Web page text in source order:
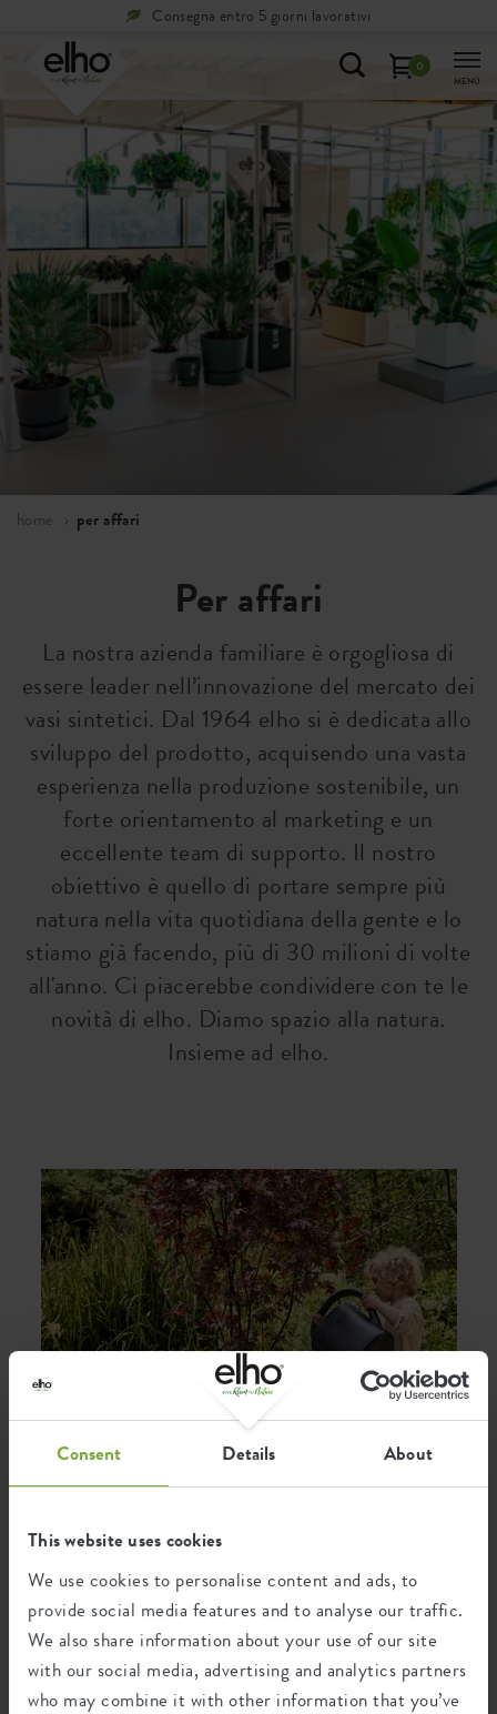
Consent Details About
This website uses cookies
We use cookies to personalise content and ads, to
provide social media features and to analyse our traffic.
We also share information about your use of our site
with our social media, advertising and analytics partners
who may combine it with other information that you’ve
Consegna entro 5 giorni lavorativi
0
MENÙ
home per affari
Per affari
La nostra azienda familiare è orgogliosa di
essere leader nell’innovazione del mercato dei
vasi sintetici. Dal 1964 elho si è dedicata allo
sviluppo del prodotto, acquisendo una vasta
esperienza nella produzione sostenibile, un
forte orientamento al marketing e un
eccellente team di supporto. Il nostro
obiettivo è quello di portare sempre più
natura nella vita quotidiana della gente e lo
stiamo già facendo, più di 30 milioni di volte
all'anno. Ci piacerebbe condividere con te le
novità di elho. Diamo spazio alla natura.
Insieme ad elho.
Impact report